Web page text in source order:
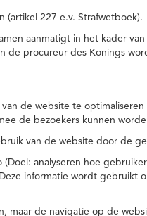
(artikel 227 e.v. Strafwetboek).
aanmatigt in het kader
de procureur des Konings
de website te
de bezoekers kunnen
van de website door de
analyseren hoe
informatie wordt gebruikt
maar de navigatie op de